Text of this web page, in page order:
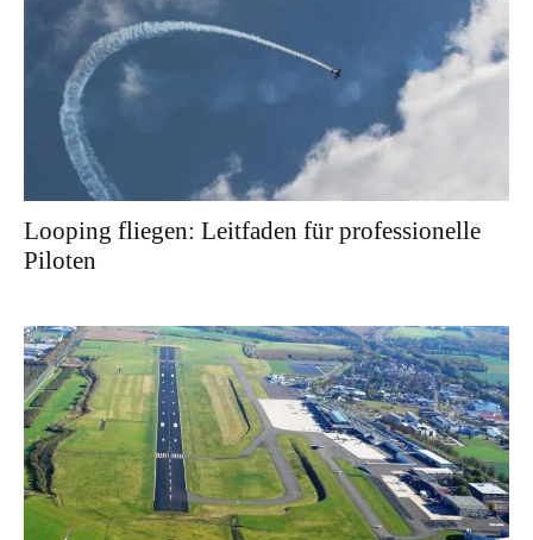
Looping fliegen: Leitfaden für professionelle
Piloten